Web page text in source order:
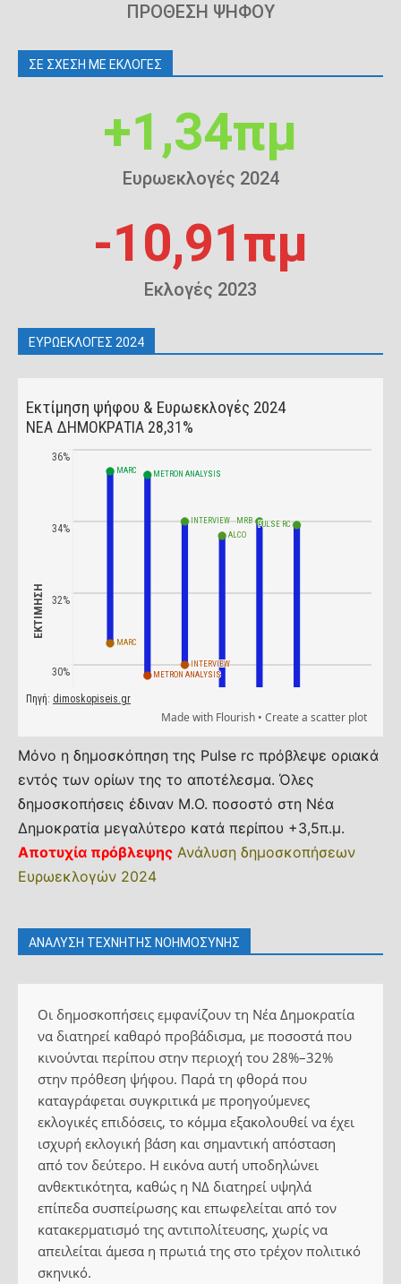
ΠΡΟΘΕΣΗ ΨΗΦΟΥ
ΣΕ ΣΧΕΣΗ ΜΕ ΕΚΛΟΓΕΣ
+1,34πμ
Ευρωεκλογές 2024
-10,91πμ
Εκλογές 2023
ΕΥΡΩΕΚΛΟΓΕΣ 2024
Μόνο η δημοσκόπηση της Pulse rc πρόβλεψε οριακά
εντός των ορίων της το αποτέλεσμα. Όλες
δημοσκοπήσεις έδιναν Μ.Ο. ποσοστό στη Νέα
Δημοκρατία μεγαλύτερο κατά περίπου +3,5π.μ.
Αποτυχία πρόβλεψης Ανάλυση δημοσκοπήσεων
Ευρωεκλογών 2024
ΑΝΑΛΥΣΗ ΤΕΧΝΗΤΗΣ ΝΟΗΜΟΣΥΝΗΣ
Οι δημοσκοπήσεις εμφανίζουν τη Νέα Δημοκρατία
να διατηρεί καθαρό προβάδισμα, με ποσοστά που
κινούνται περίπου στην περιοχή του 28%–32%
στην πρόθεση ψήφου. Παρά τη φθορά που
καταγράφεται συγκριτικά με προηγούμενες
εκλογικές επιδόσεις, το κόμμα εξακολουθεί να έχει
ισχυρή εκλογική βάση και σημαντική απόσταση
από τον δεύτερο. Η εικόνα αυτή υποδηλώνει
ανθεκτικότητα, καθώς η ΝΔ διατηρεί υψηλά
επίπεδα συσπείρωσης και επωφελείται από τον
κατακερματισμό της αντιπολίτευσης, χωρίς να
απειλείται άμεσα η πρωτιά της στο τρέχον πολιτικό
σκηνικό.